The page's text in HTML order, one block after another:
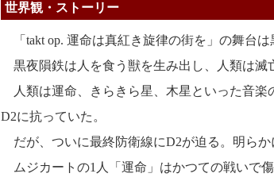
世界観・ストーリー
「takt op. 運命は真紅き旋律の街を」の舞台は
黒夜隕鉄は人を食う獣を生み出し、人類は滅
人類は運命、きらきら星、木星といった音楽
D2に抗っていた。
だが、ついに最終防衛線にD2が迫る。明らか
ムジカートの1人「運命」はかつての戦いで